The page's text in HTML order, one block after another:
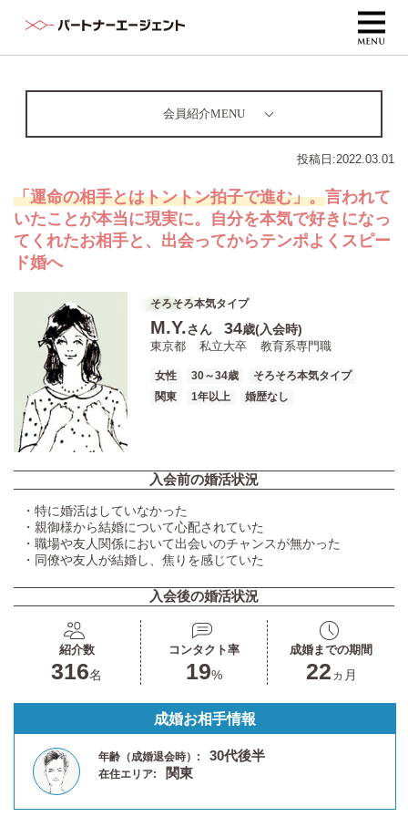
会員紹介MENU
投稿日:2022.03.01
「運命の相手とはトントン拍子で進む」。言われて
いたことが本当に現実に。自分を本気で好きになっ
てくれたお相手と、出会ってからテンポよくスピー
ド婚へ
そろそろ本気タイプ
M.Y.さん 34歳(入会時)
東京都 私立大卒 教育系専門職
女性 30～34歳
そろそろ本気タイプ
関東
1年以上 婚歴なし
入会前の婚活状況
・特に婚活はしていなかった
・親御様から結婚について心配されていた
・職場や友人関係において出会いのチャンスが無かった
・同僚や友人が結婚し、焦りを感じていた
入会後の婚活状況
紹介数
316名
コンタクト率
19%
成婚までの期間
22 ヵ月
成婚お相手情報
年齢（成婚退会時）: 30代後半
在住エリア: 関東